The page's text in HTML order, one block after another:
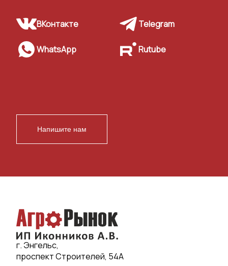
ВКонтакте Telegram
WhatsApp Rutube
Напишите нам
г. Энгельс,
проспект Строителей, 54А